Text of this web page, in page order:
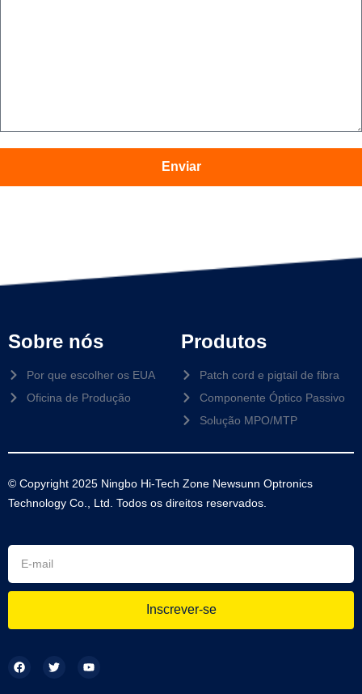
Enviar
Sobre nós
Por que escolher os EUA
Oficina de Produção
Produtos
Patch cord e pigtail de fibra
Componente Óptico Passivo
Solução MPO/MTP
© Copyright 2025 Ningbo Hi-Tech Zone Newsunn Optronics
Technology Co., Ltd. Todos os direitos reservados.
Inscrever-se